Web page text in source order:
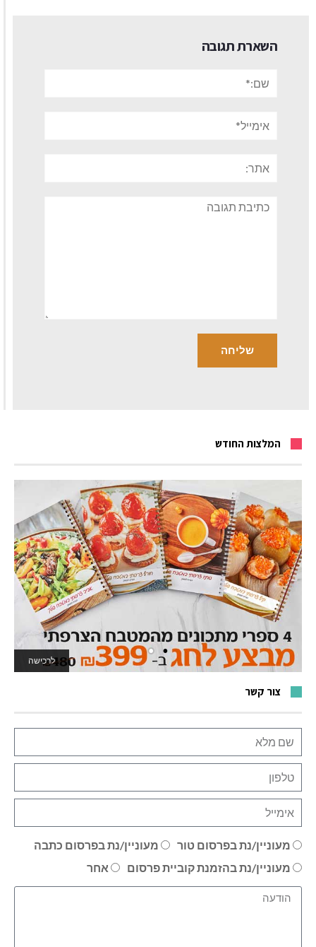
השארת תגובה
תגובה
המלצות החודש
לרכישה
לאתר המשחקים
צור קשר
מעוניין/נת בפרסום טור
מעוניין/נת בפרסום כתבה
מעוניין/נת בהזמנת קוביית פרסום
אחר